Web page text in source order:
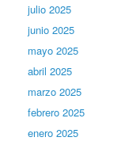
julio 2025
junio 2025
mayo 2025
abril 2025
marzo 2025
febrero 2025
enero 2025